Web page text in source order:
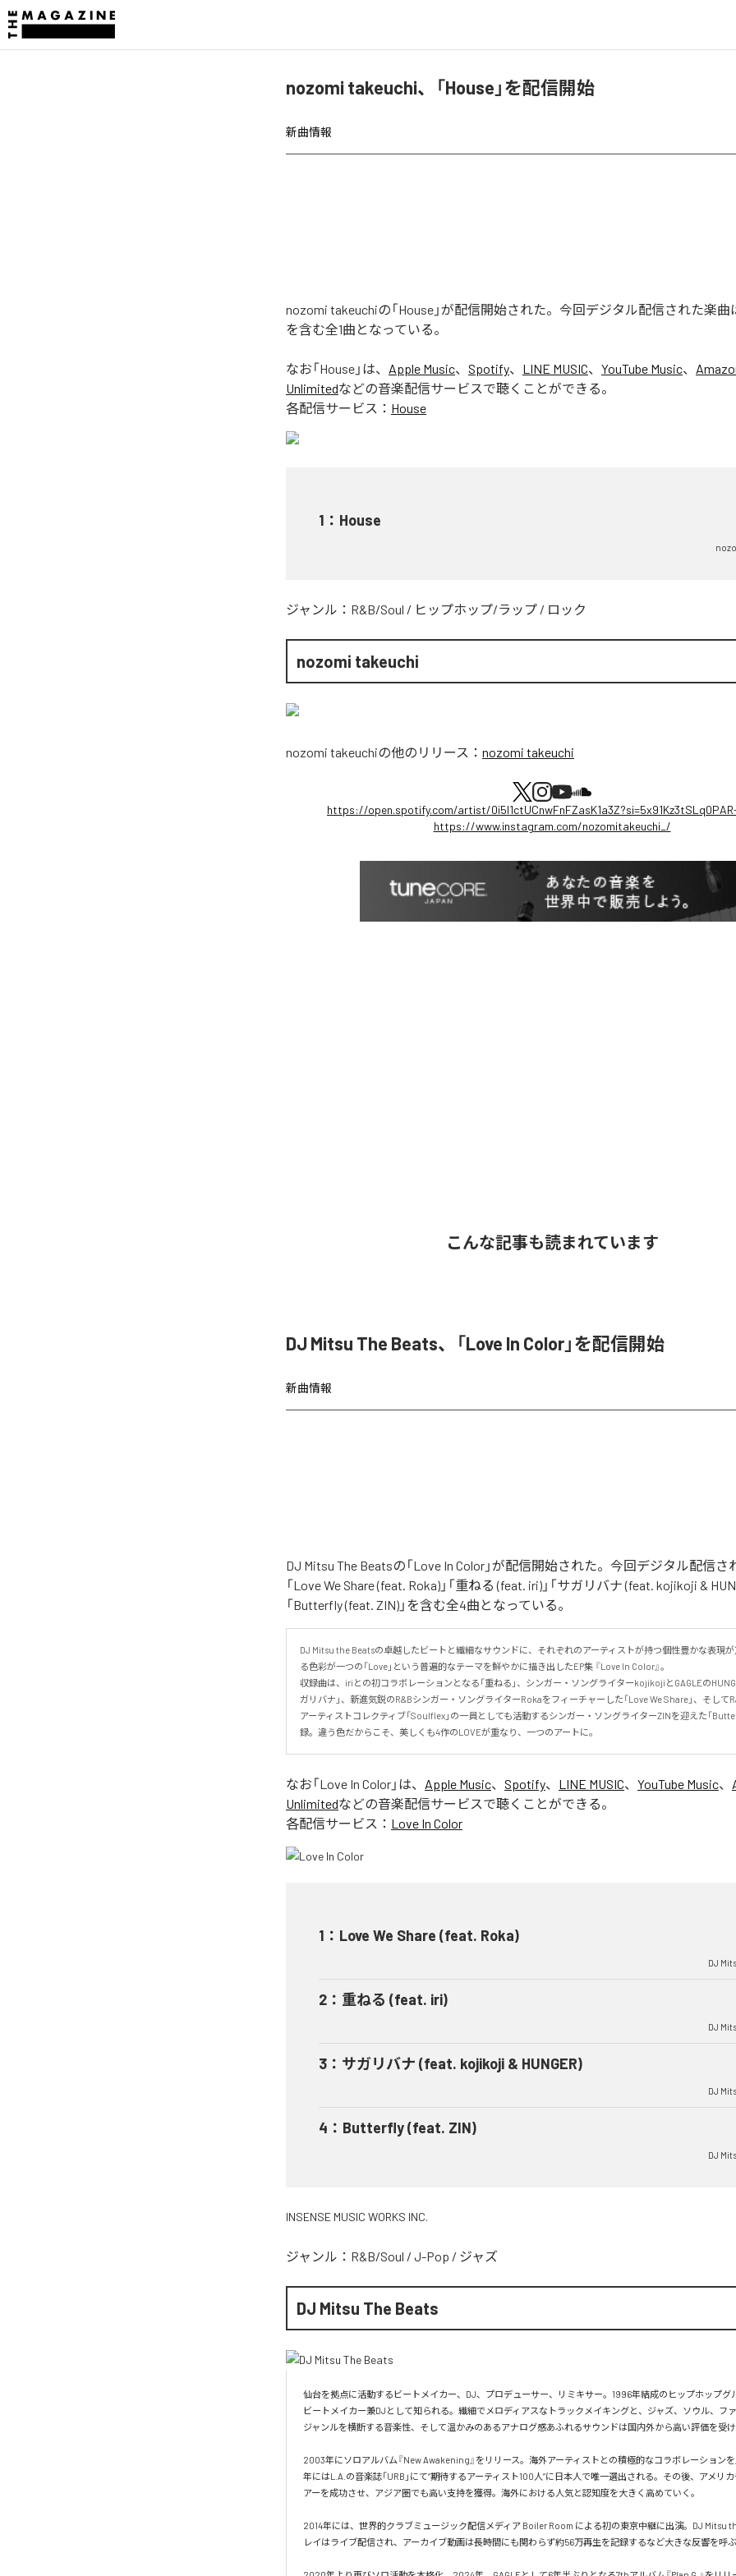
nozomi takeuchi、「House」を配信開始
新曲情報
nozomi takeuchiの「House」が配信開始された。今回デジタル配信された楽曲は
を含む全1曲となっている。
なお「House 」は、 Apple Music、 Spotify、 LINE MUSIC、 YouTube Music、
Unlimitedなどの音楽配信サービスで聴くことができる。
各配信サービス： House
1 ： House
ジャンル： R&B/Soul / ヒップホップ/ラップ / ロック
nozomi takeuchi
nozomi takeuchiの他のリリース： nozomi takeuchi
https://open.spotify.com/artist/
https://www.instagram.com/nozomitakeuchi_/
こんな記事も読まれています
DJ Mitsu The Beats、「Love In Color」を配信開始
新曲情報
DJ Mitsu The Beatsの「Love In Color」が配信開始された。今回デジタル配信さ
「Love We Share (feat. Roka)」「重ねる (feat. iri)」「サガリバナ (feat. kojikoji &
「Butterfly (feat. ZIN)」を含む全4曲となっている。
DJ Mitsu the Beatsの卓越したビートと繊細なサウンドに、それぞれのアーティストが持つ個性豊かな表現
る色彩が一つの「Love」という普遍的なテーマを鮮やかに描き出したEP集 『Love In Color』。
収録曲は、iriとの初コラボレーションとなる「重ねる」、シンガー・ソングライターkojikojiとGAGLEの
ガリバナ」、新進気鋭のR&Bシンガー・ソングライターRokaをフィーチャーした「Love We Share」、そして
アーティストコレクティブ「Soulflex」の一員としても活動するシンガー・ソングライターZINを迎えた「
録。違う色だからこそ、美しくも4作のLOVEが重なり、一つのアートに。
なお「Love In Color 」は、 Apple Music、 Spotify、 LINE MUSIC、 YouTube Music、
Unlimitedなどの音楽配信サービスで聴くことができる。
各配信サービス： Love In Color
1 ： Love We Share (feat. Roka)
DJ
2 ： 重ねる (feat. iri)
DJ
3 ： サガリバナ (feat. kojikoji & HUNGER)
DJ
4 ： Butterfly (feat. ZIN)
DJ
INSENSE MUSIC WORKS INC.
ジャンル： R&B/Soul / J-Pop / ジャズ
DJ Mitsu The Beats
仙台を拠点に活動するビートメイカー、DJ、プロデューサー、リミキサー。1996年結成のヒップホップグ
ビートメイカー兼DJとして知られる。繊細でメロディアスなトラックメイキングと、ジャズ、ソウル、フ
ジャンルを横断する音楽性、そして温かみのあるアナログ感あふれるサウンドは国内外から高い評価を受け
2003年にソロアルバム『New Awakening』をリリース。海外アーティストとの積極的なコラボレーション
年にはL.A.の音楽誌「URB」にて“期待するアーティスト100人”に日本人で唯一選出される。その後、アメリ
アーを成功させ、アジア圏でも高い支持を獲得。海外における人気と認知度を大きく高めていく。
2014年には、世界的クラブミュージック配信メディア Boiler Room による初の東京中継に出演。DJ Mitsu
レイはライブ配信され、アーカイブ動画は長時間にも関わらず約56万再生を記録するなど大きな反響を呼ぶ